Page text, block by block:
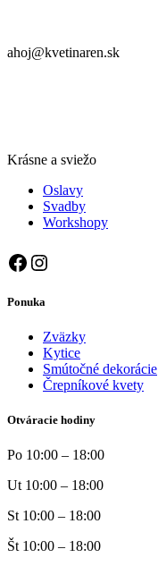
ahoj@kvetinaren.sk
Krásne a sviežo
Oslavy
Svadby
Workshopy
Facebook
Instagram
Ponuka
Zväzky
Kytice
Smútočné dekorácie
Črepníkové kvety
Otváracie hodiny
Po 10:00 – 18:00
Ut 10:00 – 18:00
St 10:00 – 18:00
Št 10:00 – 18:00